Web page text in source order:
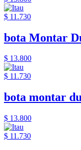
$ 11.730
bota Montar
$ 13.800
$ 11.730
bota montar
$ 13.800
$ 11.730